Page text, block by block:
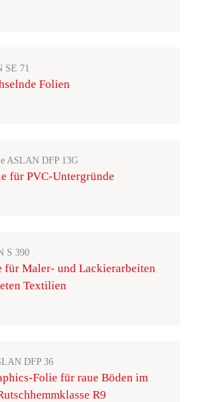
SE 71
Folien
ASLAN DFP 13G
für PVC-Untergründe
S 390
für Maler- und Lackierarbeiten
Textilien
DFP 36
Folie für raue Böden im
R9